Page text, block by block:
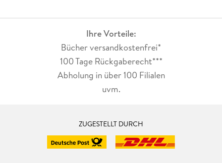
Ihre Vorteile:
Bücher versandkostenfrei*
100 Tage Rückgaberecht***
Abholung in über 100 Filialen
uvm.
ZUGESTELLT DURCH